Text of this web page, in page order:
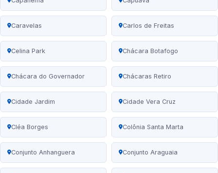
Caravelas Carlos de Freitas
Celina Park Chácara Botafogo
Chácara do Governador Chácaras Retiro
Cidade Jardim Cidade Vera Cruz
Cléa Borges Colônia Santa Marta
Conjunto Anhanguera Conjunto Araguaia